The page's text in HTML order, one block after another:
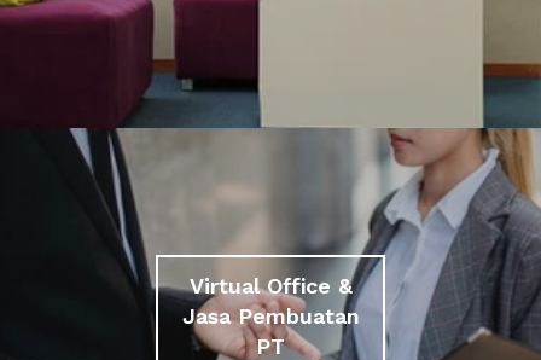
Virtual Office &
Jasa Pembuatan
PT